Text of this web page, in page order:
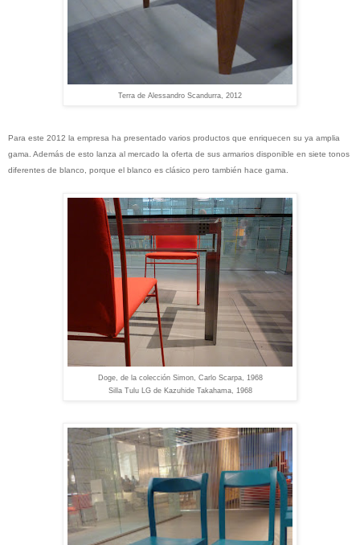
Terra de Alessandro Scandurra, 2012
Para este 2012 la empresa ha presentado varios productos que enriquecen su ya amplia
gama. Además de esto lanza al mercado la oferta de sus armarios disponible en siete tonos
diferentes de blanco, porque el blanco es clásico pero también hace gama.
Doge, de la colección Simon, Carlo Scarpa, 1968
Silla Tulu LG de Kazuhide Takahama, 1968